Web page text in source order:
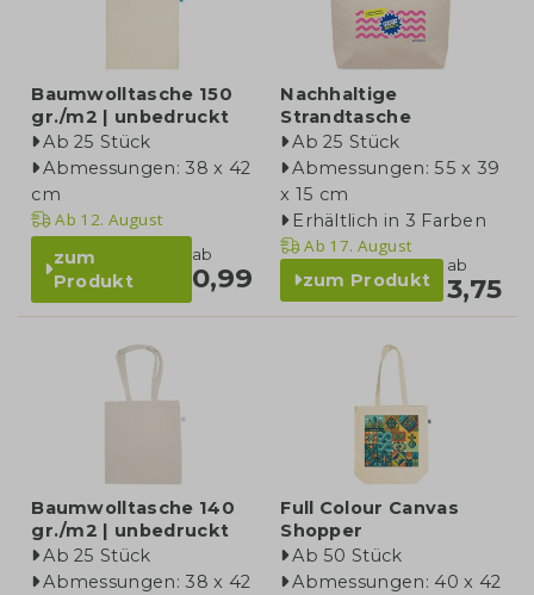
Baumwolltasche 150
gr./m2 | unbedruckt
Ab 25 Stück
Abmessungen: 38 x 42
cm
Ab 12. August
zum
Produkt
ab
0,99
Nachhaltige
Strandtasche
Ab 25 Stück
Abmessungen: 55 x 39
x 15 cm
Erhältlich in 3 Farben
Ab 17. August
zum Produkt
ab
3,75
Baumwolltasche 140
gr./m2 | unbedruckt
Ab 25 Stück
Abmessungen: 38 x 42
Full Colour Canvas
Shopper
Ab 50 Stück
Abmessungen: 40 x 42